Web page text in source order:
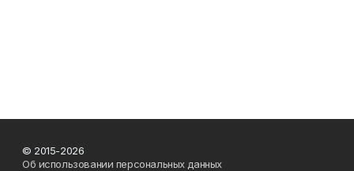
© 2015-2026
Об использовании персональных данных